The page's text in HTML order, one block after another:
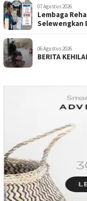
07 Agustus 2026
Lembaga
Selewengkan
06 Agustus 2026
BERITA